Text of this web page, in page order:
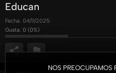
NOS PREOCUPAMOS
Educan
Fecha: 04/11/2025
Gusta: 0 (0%)